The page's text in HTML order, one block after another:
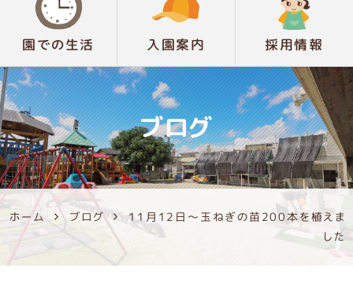
園での生活 入園案内 採用情報
ブログ
ホーム ブログ
11月12日～玉ねぎの苗200本を植えま
した